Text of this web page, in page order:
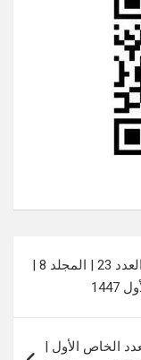
مجلة القرار للبحوث العلمية المحكّمة | العدد 23 | المجلد 8 |
الخاص الأول |